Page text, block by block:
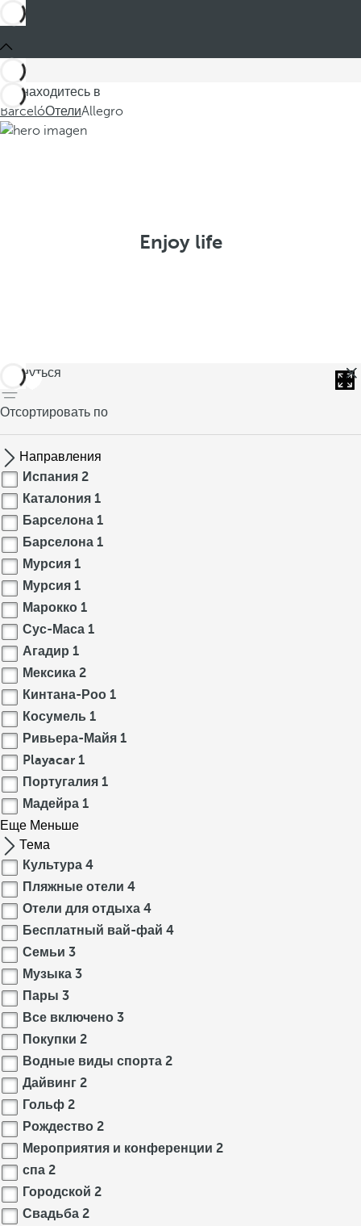
Вы находитесь в
BarcelóОтелиAllegro
Enjoy life
вернуться
Отсортировать по
Направления
Испания 2
Каталония 1
Барселона 1
Барселона 1
Мурсия 1
Мурсия 1
Марокко 1
Сус-Маса 1
Агадир 1
Мексика 2
Кинтана-Роо 1
Косумель 1
Ривьера-Майя 1
Playacar 1
Португалия 1
Мадейра 1
Еще Меньше
Тема
Культура 4
Пляжные отели 4
Отели для отдыха 4
Бесплатный вай-фай 4
Семьи 3
Музыка 3
Пары 3
Все включено 3
Покупки 2
Водные виды спорта 2
Дайвинг 2
Гольф 2
Рождество 2
Мероприятия и конференции 2
спа 2
Городской 2
Свадьба 2